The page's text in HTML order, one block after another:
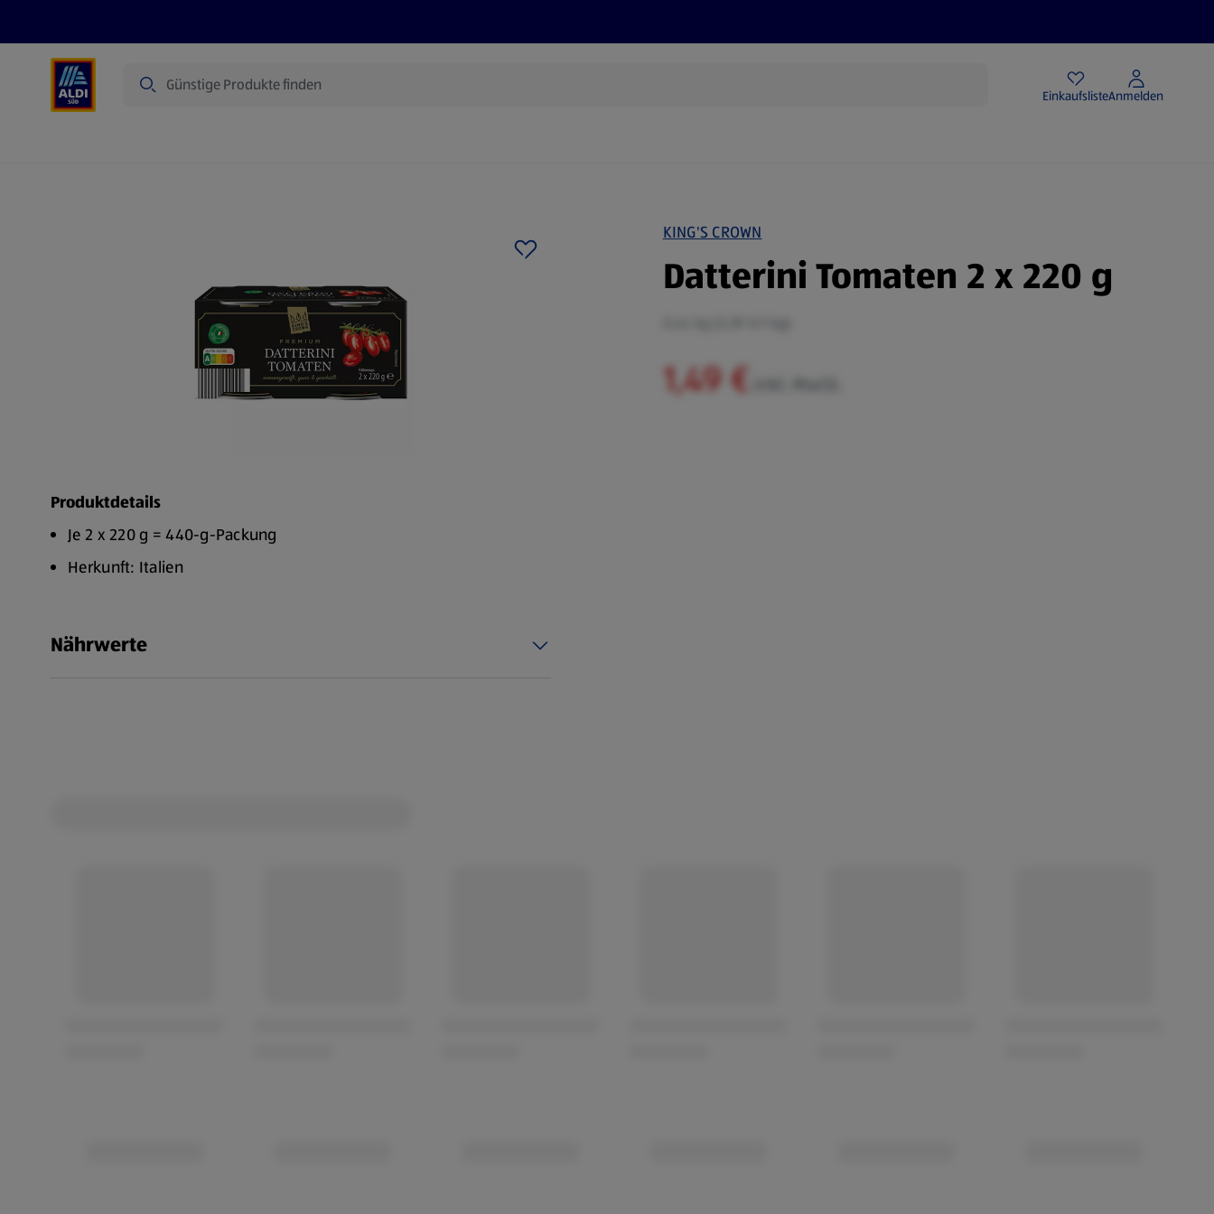
EinkaufslisteAnmelden
KING'S CROWN
Datterini Tomaten 2 x 220 g
1,49 €
Produktdetails
Je 2 x 220 g = 440-g-Packung
Herkunft: Italien
Nährwerte